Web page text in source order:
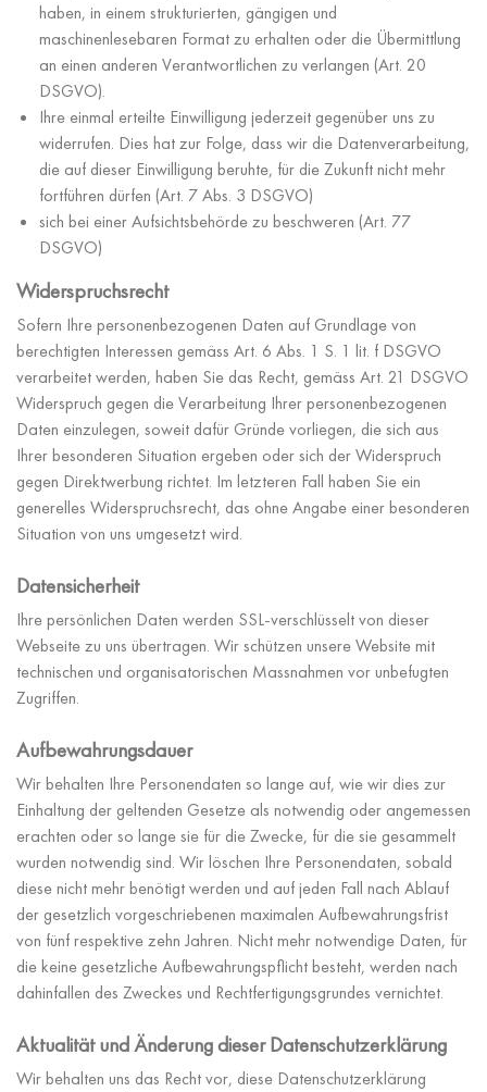
haben, in einem strukturierten, gängigen und
maschinenlesebaren Format zu erhalten oder die Übermittlung
an einen anderen Verantwortlichen zu verlangen (Art. 20
DSGVO).
Ihre einmal erteilte Einwilligung jederzeit gegenüber uns zu
widerrufen. Dies hat zur Folge, dass wir die Datenverarbeitung,
die auf dieser Einwilligung beruhte, für die Zukunft nicht mehr
fortführen dürfen (Art. 7 Abs. 3 DSGVO)
sich bei einer Aufsichtsbehörde zu beschweren (Art. 77
DSGVO)
Widerspruchsrecht
Sofern Ihre personenbezogenen Daten auf Grundlage von
berechtigten Interessen gemäss Art. 6 Abs. 1 S. 1 lit. f DSGVO
verarbeitet werden, haben Sie das Recht, gemäss Art. 21 DSGVO
Widerspruch gegen die Verarbeitung Ihrer personenbezogenen
Daten einzulegen, soweit dafür Gründe vorliegen, die sich aus
Ihrer besonderen Situation ergeben oder sich der Widerspruch
gegen Direktwerbung richtet. Im letzteren Fall haben Sie ein
generelles Widerspruchsrecht, das ohne Angabe einer besonderen
Situation von uns umgesetzt wird.
Datensicherheit
Ihre persönlichen Daten werden SSL-verschlüsselt von dieser
Webseite zu uns übertragen. Wir schützen unsere Website mit
technischen und organisatorischen Massnahmen vor unbefugten
Zugriffen.
Aufbewahrungsdauer
Wir behalten Ihre Personendaten so lange auf, wie wir dies zur
Einhaltung der geltenden Gesetze als notwendig oder angemessen
erachten oder so lange sie für die Zwecke, für die sie gesammelt
wurden notwendig sind. Wir löschen Ihre Personendaten, sobald
diese nicht mehr benötigt werden und auf jeden Fall nach Ablauf
der gesetzlich vorgeschriebenen maximalen Aufbewahrungsfrist
von fünf respektive zehn Jahren. Nicht mehr notwendige Daten, für
die keine gesetzliche Aufbewahrungspflicht besteht, werden nach
dahinfallen des Zweckes und Rechtfertigungsgrundes vernichtet.
Aktualität und Änderung dieser Datenschutzerklärung
Wir behalten uns das Recht vor, diese Datenschutzerklärung